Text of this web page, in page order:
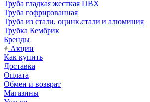
Труба гладкая жесткая ПВХ
Труба гофрированная
Труба из стали, оцинк.стали и алюминия
Трубка Кембрик
Бренды
Акции
Как купить
Доставка
Оплата
Обмен и возврат
Магазины